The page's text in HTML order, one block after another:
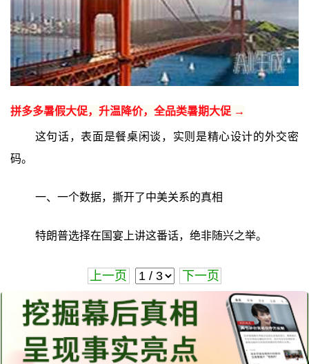
拼多多暑假大促，升温降价，全品类暑期大促 →
这句话，表面是餐桌闲谈，实则是精心设计的外交密
码。
一、一个数据，撕开了中美关系的真相
特朗普选择在国宴上讲这番话，绝非随兴之举。
上一页 下一页